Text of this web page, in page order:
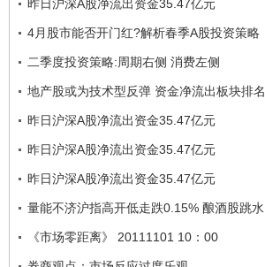
昨日沪深A股净流出资金35.47亿元
4月股市能否开门红?解析春季A股投资策略
二季度投资策略:周期右侧 消费左侧
地产股或为技术型反弹 资金净流出板块排名
昨日沪深A股净流出资金35.47亿元
昨日沪深A股净流出资金35.47亿元
昨日沪深A股净流出资金35.47亿元
量能不济沪指高开低走跌0.15% 酿酒股跳水
《市场零距离》 20111101 10：00